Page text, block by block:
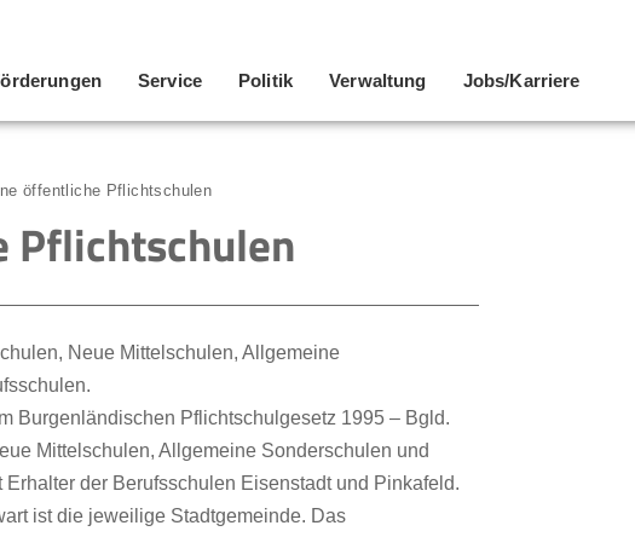
Service Politik Verwaltung Jobs/Karriere
öffentliche Pflichtschulen
Pflichtschulen
Neue Mittelschulen, Allgemeine
Burgenländischen Pflichtschulgesetz 1995 – Bgld.
Mittelschulen, Allgemeine Sonderschulen und
der Berufsschulen Eisenstadt und Pinkafeld.
ist die jeweilige Stadtgemeinde. Das